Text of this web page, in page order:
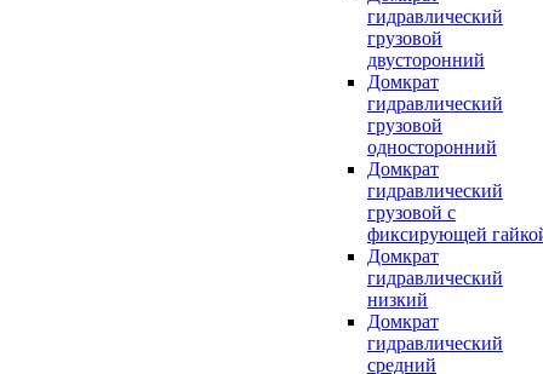
гидравлический
грузовой
двусторонний
Домкрат
гидравлический
грузовой
односторонний
Домкрат
гидравлический
грузовой с
фиксирующей
Домкрат
гидравлический
низкий
Домкрат
гидравлический
средний